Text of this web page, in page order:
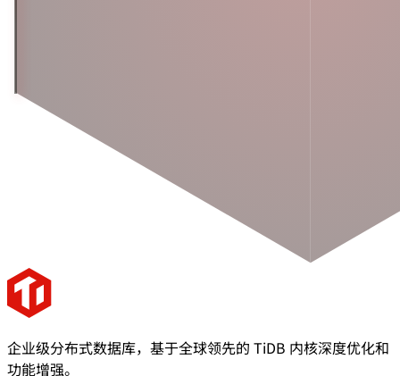
企业级分布式数据库，基于全球领先的 TiDB 内核深度优化和
功能增强。